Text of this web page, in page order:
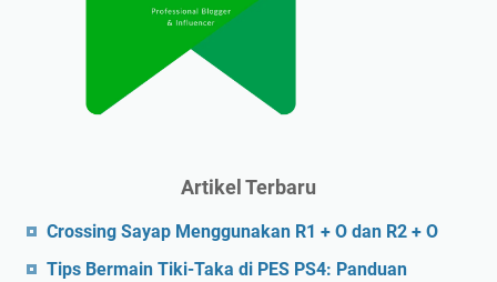
Artikel Terbaru
Crossing Sayap Menggunakan R1 + O dan R2 + O
Tips Bermain Tiki-Taka di PES PS4: Panduan